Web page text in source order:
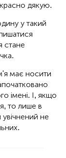
дякую.
у такий
стане
має носити
імені. І, якщо
то лише в
не